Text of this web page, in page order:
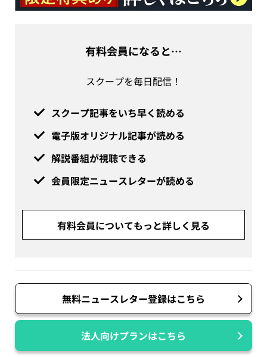
有料会員になると…
スクープを毎日配信！
スクープ記事をいち早く読める
電子版オリジナル記事が読める
解説番組が視聴できる
会員限定ニュースレターが読める
有料会員についてもっと詳しく見る
無料ニュースレター登録はこちら
法人向けプランはこちら